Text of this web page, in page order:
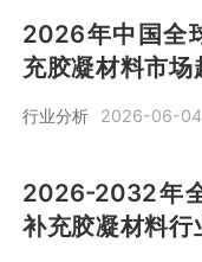
2026年中国全
充胶凝材料市场
全球预计销售
元[图]
行业分析 2026-06-04
2026-2032年
补充胶凝材料行